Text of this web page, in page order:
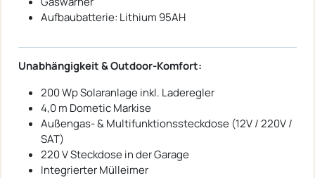
Aufbaubatterie: Lithium 95AH
Unabhängigkeit & Outdoor-Komfort:
200 Wp Solaranlage inkl. Laderegler
4,0 m Dometic Markise
Außengas- & Multifunktionssteckdose (12V / 220V /
SAT)
220 V Steckdose in der Garage
Integrierter Mülleimer